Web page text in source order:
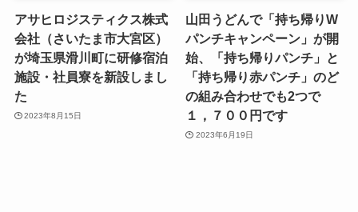
アサヒロジスティクス株式
会社（さいたま市大宮区）
が埼玉県滑川町に研修宿泊
施設・社員寮を新設しまし
た
2023年8月15日
山田うどんで「持ち帰りW
パンチキャンペーン」が開
始、「持ち帰りパンチ」と
「持ち帰り赤パンチ」のど
の組み合わせでも2つで
１，７００円です
2023年6月19日